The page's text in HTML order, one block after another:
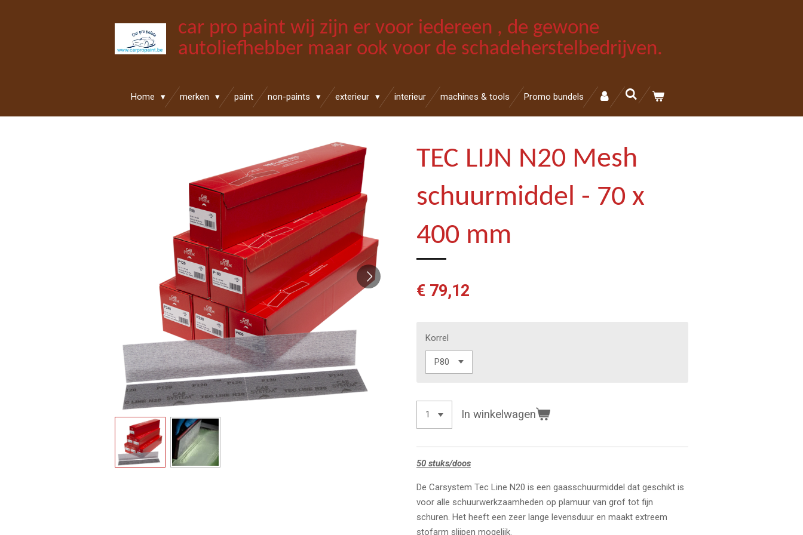
car pro paint wij zijn er voor iedereen , de gewone
autoliefhebber maar ook voor de schadeherstelbedrijven.
Home merken paint non-paints exterieur interieur machines & tools Promo bundels
TEC LIJN N20 Mesh
schuurmiddel - 70 x
400 mm
€ 79,12
Korrel
In winkelwagen
50 stuks/doos
De Carsystem Tec Line N20 is een gaasschuurmiddel dat geschikt is
voor alle schuurwerkzaamheden op plamuur van grof tot fijn
schuren. Het heeft een zeer lange levensduur en maakt extreem
stofarm slijpen mogelijk.